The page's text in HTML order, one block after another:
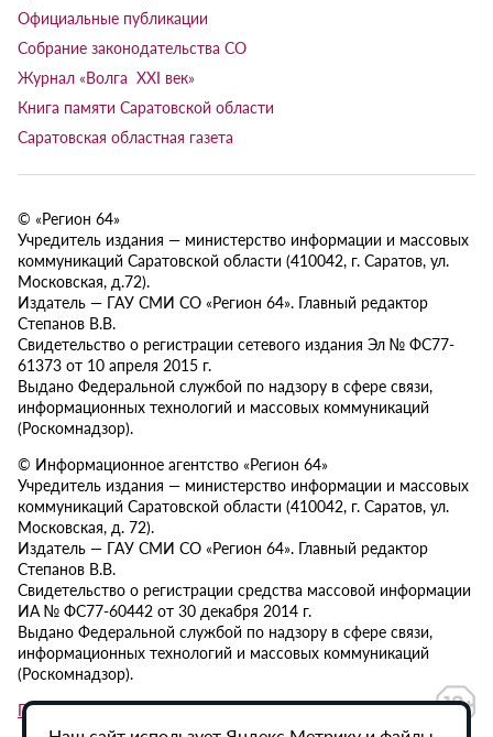
Официальные публикации
Собрание законодательства СО
Журнал «Волга XXI век»
Книга памяти Саратовской области
Саратовская областная газета
© «Регион 64»
Учредитель издания — министерство информации и массовых
коммуникаций Саратовской области (410042, г. Саратов, ул.
Московская, д.72).
Издатель — ГАУ СМИ СО «Регион 64». Главный редактор
Степанов В.В.
Свидетельство о регистрации сетевого издания Эл № ФС77-
61373 от 10 апреля 2015 г.
Выдано Федеральной службой по надзору в сфере связи,
информационных технологий и массовых коммуникаций
(Роскомнадзор).
© Информационное агентство «Регион 64»
Учредитель издания — министерство информации и массовых
коммуникаций Саратовской области (410042, г. Саратов, ул.
Московская, д. 72).
Издатель — ГАУ СМИ СО «Регион 64». Главный редактор
Степанов В.В.
Свидетельство о регистрации средства массовой информации
ИА № ФС77-60442 от 30 декабря 2014 г.
Выдано Федеральной службой по надзору в сфере связи,
информационных технологий и массовых коммуникаций
(Роскомнадзор).
Политика в отношении обработки персональных данных